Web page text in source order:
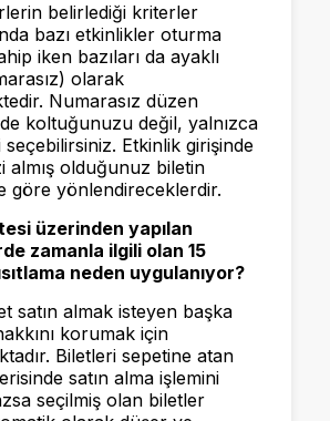
belirlediği kriterler
bazı etkinlikler oturma
iken bazıları da ayaklı
olarak
Numarasız düzen
koltuğunuzu değil, yalnızca
Etkinlik girişinde
almış olduğunuz biletin
göre yönlendireceklerdir.
üzerinden yapılan
zamanla ilgili olan 15
neden uygulanıyor?
satın almak isteyen başka
korumak için
Biletleri sepetine atan
satın alma işlemini
seçilmiş olan biletler